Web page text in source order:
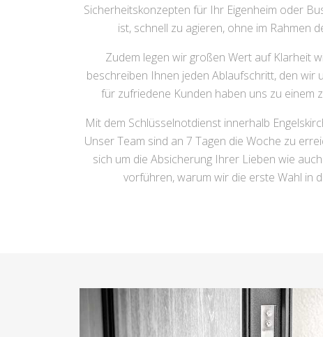
Sicherheitskonzepten für Ihr Eigenheim oder
ist, schnell zu agieren, ohne im Rahmen
Zudem legen wir großen Wert auf Klarheit
beschreiben Ihnen jeden Ablaufschritt, den
für zufriedene Kunden haben uns zu einem
Mit dem Schlüsselnotdienst innerhalb
Unser Team sind an 7 Tagen die Woche zu
sich um die Absicherung Ihrer Lieben wie
vorführen, warum wir die erste Wahl in